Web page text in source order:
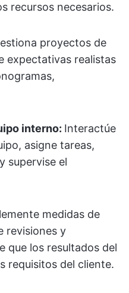
recursos necesarios.
proyectos de
expectativas realistas
interno: Interactúe
asigne tareas,
supervise el
medidas de
revisiones y
que los resultados del
requisitos del cliente.